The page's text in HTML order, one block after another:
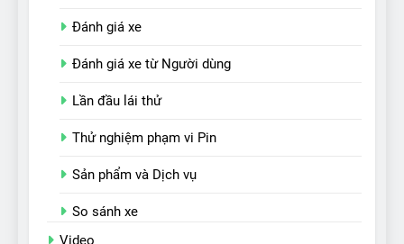
Đánh giá xe
Đánh giá xe từ Người dùng
Lần đầu lái thử
Thử nghiệm phạm vi Pin
Sản phẩm và Dịch vụ
So sánh xe
Video